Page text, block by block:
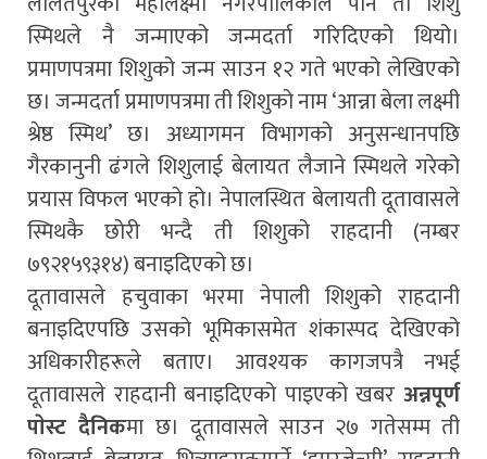
स्मिथले नै जन्माएको जन्मदर्ता गरिदिएको थियो।
प्रमाणपत्रमा शिशुको जन्म साउन १२ गते भएको लेखिएको
छ। जन्मदर्ता प्रमाणपत्रमा ती शिशुको नाम ‘आन्ना बेला लक्ष्मी
श्रेष्ठ स्मिथ’ छ। अध्यागमन विभागको अनुसन्धानपछि
गैरकानुनी ढंगले शिशुलाई बेलायत लैजाने स्मिथले गरेको
प्रयास विफल भएको हो। नेपालस्थित बेलायती दूतावासले
स्मिथकै छोरी भन्दै ती शिशुको राहदानी (नम्बर
७९२१५९३१४) बनाइदिएको छ।
दूतावासले हचुवाका भरमा नेपाली शिशुको राहदानी
बनाइदिएपछि उसको भूमिकासमेत शंकास्पद देखिएको
अधिकारीहरूले बताए। आवश्यक कागजपत्रै नभई
दूतावासले राहदानी बनाइदिएको पाइएको खबर अन्नपूर्ण
पाेस्ट दैनिकमा छ। दूतावासले साउन २७ गतेसम्म ती